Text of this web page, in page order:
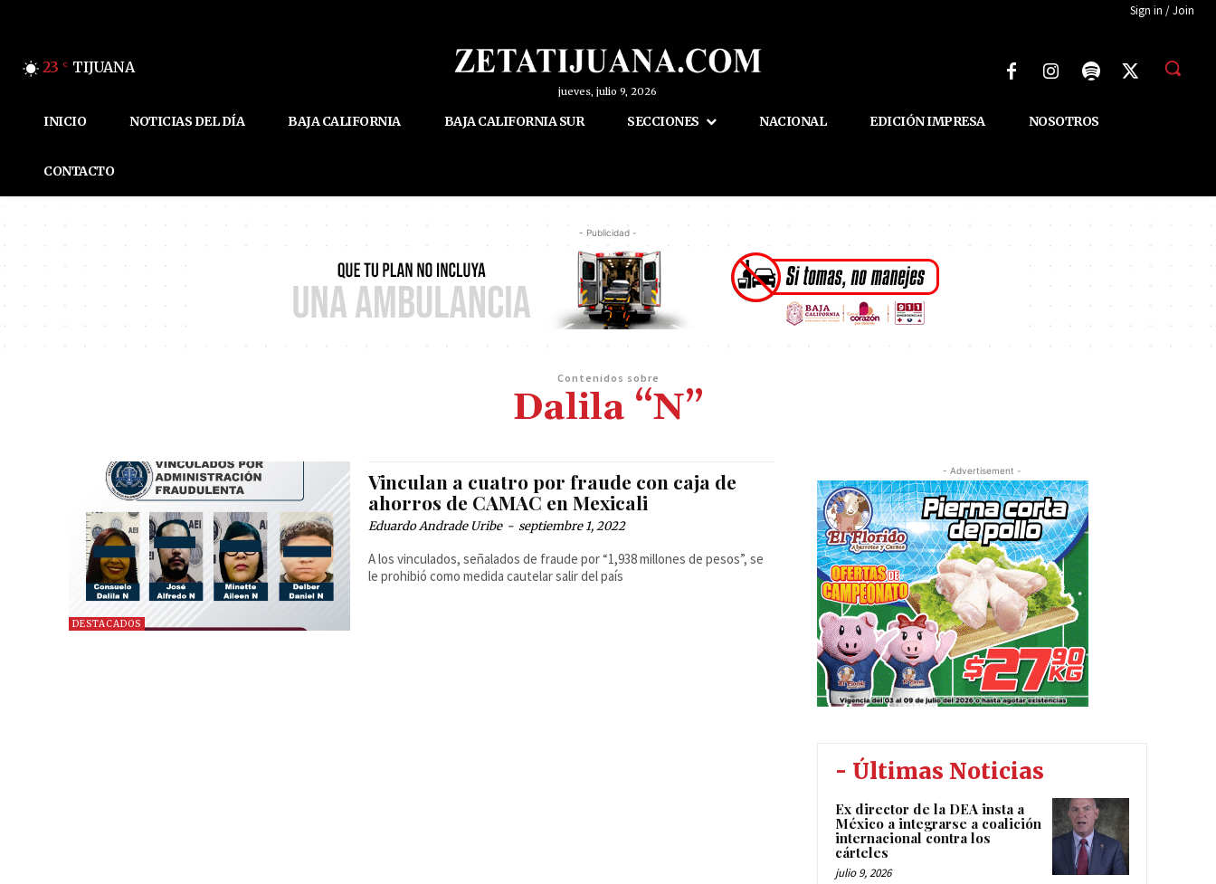
Sign in / Join
23 C TIJUANA
jueves, julio 9, 2026
INICIO NOTICIAS DEL DÍA BAJA CALIFORNIA BAJA CALIFORNIA SUR SECCIONES NACIONAL EDICIÓN IMPRESA NOSOTROS
CONTACTO
- Publicidad -
Contenidos sobre
Dalila “N”
DESTACADOS
Vinculan a cuatro por fraude con caja de
ahorros de CAMAC en Mexicali
Eduardo Andrade Uribe - septiembre 1, 2022
A los vinculados, señalados de fraude por “1,938 millones de pesos”, se
le prohibió como medida cautelar salir del país
- Advertisement -
- Últimas Noticias
Ex director de la DEA insta a
México a integrarse a coalición
internacional contra los
cárteles
julio 9, 2026